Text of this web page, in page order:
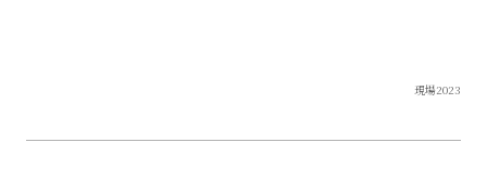
現場2023